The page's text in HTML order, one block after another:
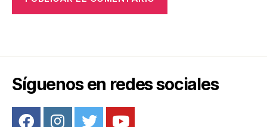
Síguenos en redes sociales